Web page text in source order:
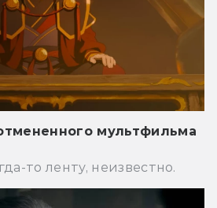
мультфильма
то ленту, неизвестно.